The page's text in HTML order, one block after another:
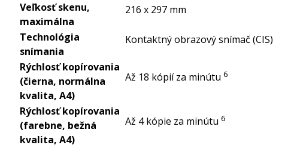
Veľkosť skenu,
maximálna
216 x 297 mm
Technológia
snímania
Kontaktný obrazový snímač (CIS)
Rýchlosť kopírovania
(čierna, normálna
kvalita, A4)
Až 18 kópií za minútu 6
Rýchlosť kopírovania
(farebne, bežná
kvalita, A4)
Až 4 kópie za minútu 6